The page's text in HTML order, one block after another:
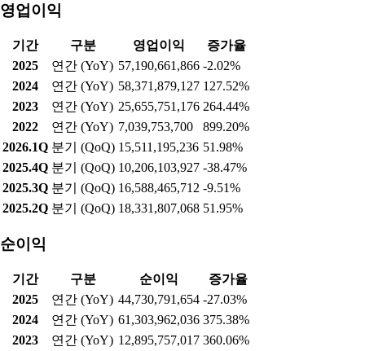
영업이익
기간 구분 영업이익
증가율
2025
연간 (YoY) 57,190,661,866 -2.02%
2024
연간 (YoY) 58,371,879,127 127.52%
2023
연간 (YoY) 25,655,751,176 264.44%
2022
연간 (YoY) 7,039,753,700
899.20%
2026.1Q 분기 (QoQ) 15,511,195,236 51.98%
2025.4Q 분기 (QoQ) 10,206,103,927 -38.47%
2025.3Q 분기 (QoQ) 16,588,465,712 -9.51%
2025.2Q 분기 (QoQ) 18,331,807,068 51.95%
순이익
기간 구분 순이익
증가율
2025
연간 (YoY) 44,730,791,654 -27.03%
2024
연간 (YoY) 61,303,962,036 375.38%
2023
연간 (YoY) 12,895,757,017 360.06%